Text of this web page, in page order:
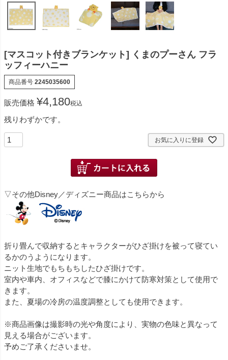
[マスコット付きブランケット] くまのプーさん フラ
ッフィーハニー
商品番号 2245035600
販売価格 ¥4,180税込
残りわずかです。
お気に入りに登録
▽その他Disney／ディズニー商品はこちらから
折り畳んで収納するとキャラクターがひざ掛けを被って寝てい
るかのうようになります。
ニット生地でもちもちしたひざ掛けです。
室内や車内、オフィスなどで膝にかけて防寒対策として使用で
きます。
また、夏場の冷房の温度調整としても使用できます。
※商品画像は撮影時の光や角度により、実物の色味と異なって
見える場合がございます。
予めご了承くださいませ。